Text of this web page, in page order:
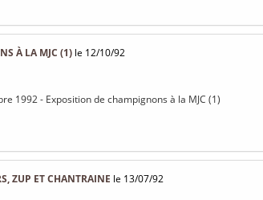
À LA MJC (1) le 12/10/92
1992 - Exposition de champignons à la MJC (1)
ZUP ET CHANTRAINE le 13/07/92